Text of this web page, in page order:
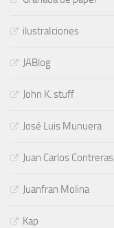
ilustraIciones
JABlog
John K. stuff
José Luis Munuera
Juan Carlos Contreras
Juanfran Molina
Kap